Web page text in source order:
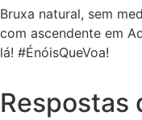
Bruxa natural, sem
com ascendente em
lá! #ÉnóisQueVoa!
Respostas